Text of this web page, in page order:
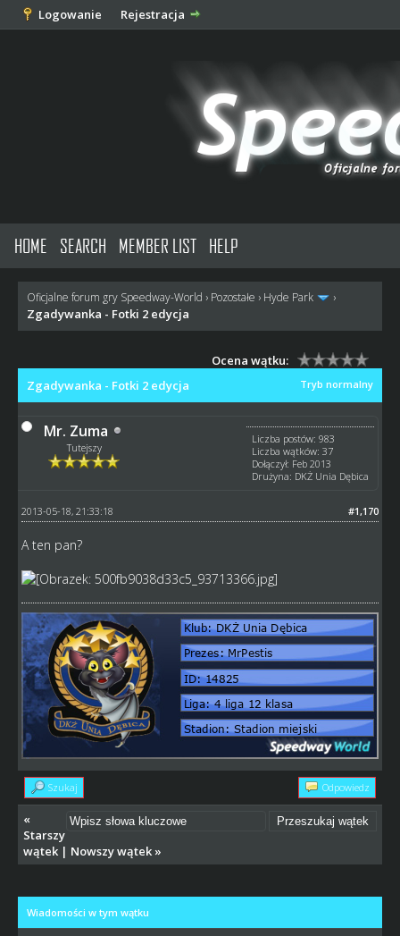
Logowanie Rejestracja
HOME SEARCH MEMBER LIST HELP
Oficjalne forum gry Speedway-World › Pozostałe › Hyde Park ›
Zgadywanka - Fotki 2 edycja
Ocena wątku:
Tryb normalny
Zgadywanka - Fotki 2 edycja
Mr. Zuma
Tutejszy
Liczba postów: 983
Liczba wątków: 37
Dołączył: Feb 2013
Drużyna: DKŻ Unia Dębica
#1,170
2013-05-18, 21:33:18
A ten pan?
Szukaj Odpowiedz
«
Starszy
wątek| Nowszy wątek»
Wiadomości w tym wątku